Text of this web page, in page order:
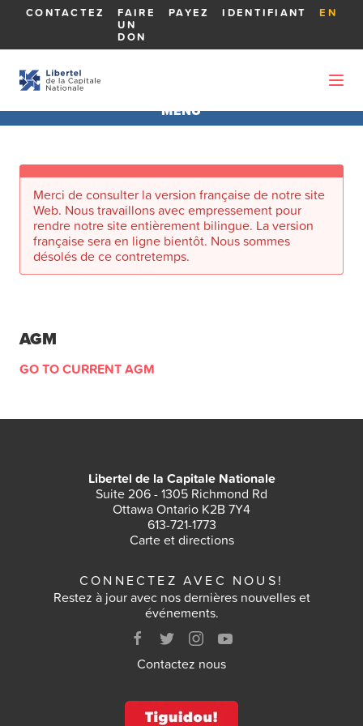
CONTACTEZ FAIRE
UN
DON
PAYEZ IDENTIFIANT EN
MENU
À PROPOS DE L'AGA
RAPPORTS
LES CANDIDATS
Merci de consulter la version française de notre site
Web. Nous travaillons avec empressement pour
rendre notre site entièrement bilingue. La version
française sera en ligne bientôt. Nous sommes
désolés de ce contretemps.
AGM
GO TO CURRENT AGM
Libertel de la Capitale Nationale
Suite 206 - 1305 Richmond Rd
Ottawa Ontario K2B 7Y4
613-721-1773
Carte et directions
CONNECTEZ AVEC NOUS!
Restez à jour avec nos dernières nouvelles et
événements.
Contactez nous